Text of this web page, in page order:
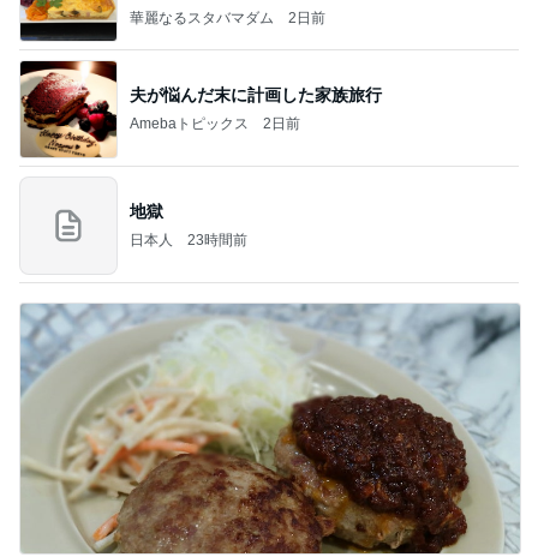
華麗なるスタバマダム 2日前
夫が悩んだ末に計画した家族旅行
Amebaトピックス 2日前
地獄
日本人 23時間前